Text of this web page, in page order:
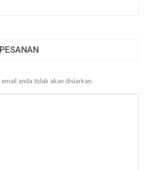
anda tidak akan disiarkan.